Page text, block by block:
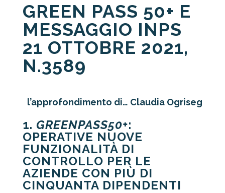
GREEN PASS 50+ E
MESSAGGIO INPS
21 OTTOBRE 2021,
N.3589
l’approfondimento di… Claudia Ogriseg
1. GREENPASS50+:
OPERATIVE NUOVE
FUNZIONALITÀ DI
CONTROLLO PER LE
AZIENDE CON PIÙ DI
CINQUANTA DIPENDENTI